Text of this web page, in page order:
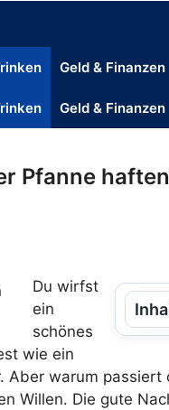
Geld & Finanzen
Geld & Finanzen
Pfanne
Du wirfst
ein
schönes
wie ein
Aber warum
Willen. Die gute